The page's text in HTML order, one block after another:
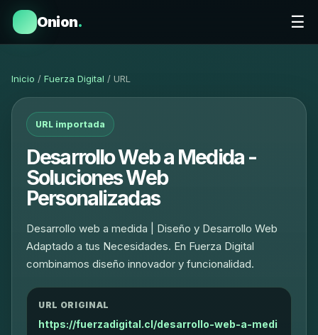
Onion. ☰
Inicio / Fuerza Digital / URL
URL importada
Desarrollo Web a Medida -
Soluciones Web
Personalizadas
Desarrollo web a medida | Diseño y Desarrollo Web
Adaptado a tus Necesidades. En Fuerza Digital
combinamos diseño innovador y funcionalidad.
URL ORIGINAL
https://fuerzadigital.cl/desarrollo-web-a-medi